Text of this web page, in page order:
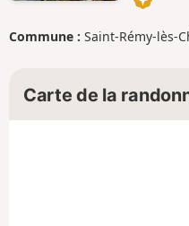
Commune : Saint-Rémy-lès-
Carte de la